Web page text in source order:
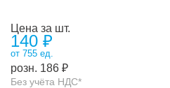
Цена за шт.
140 ₽
от 755 ед.
розн. 186 ₽
Без учёта НДС*